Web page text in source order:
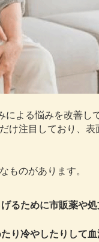
による悩みを改善し
け注目しており、
ものがあります。
るために市販薬や
り冷やしたりして